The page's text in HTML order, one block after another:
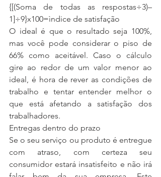
{[(Soma de todas as respostas÷3)–
1]÷9}x100=ìndice de satisfação
O ideal é que o resultado seja 100%,
mas você pode considerar o piso de
66% como aceitável. Caso o cálculo
gire ao redor de um valor menor ao
ideal, é hora de rever as condições de
trabalho e tentar entender melhor o
que está afetando a satisfação dos
trabalhadores.
Entregas dentro do prazo
Se o seu serviço ou produto é entregue
com atraso, com certeza seu
consumidor estará insatisfeito e não irá